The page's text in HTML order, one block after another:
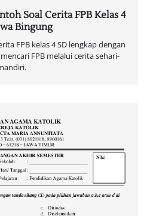
Soal Cerita FPB Kelas 4
Bingung
FPB kelas 4 SD lengkap dengan
FPB melalui cerita sehari-